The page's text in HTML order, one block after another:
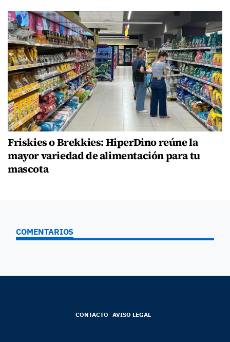
Friskies o Brekkies: HiperDino reúne la
mayor variedad de alimentación para tu
mascota
COMENTARIOS
CONTACTO AVISO LEGAL